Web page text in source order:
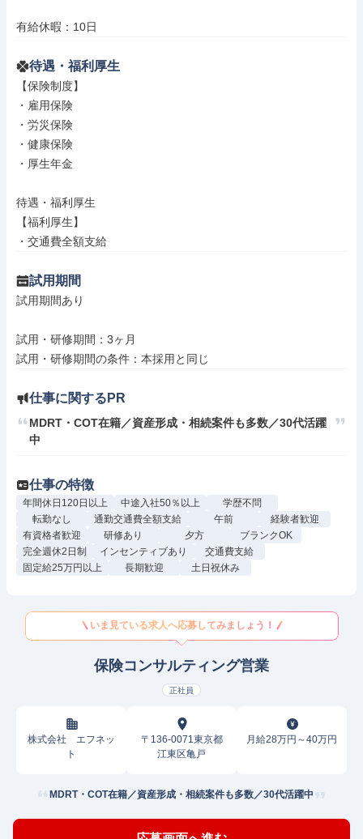
有給休暇：10日
待遇・福利厚生
【保険制度】
・雇用保険
・労災保険
・健康保険
・厚生年金
待遇・福利厚生
【福利厚生】
・交通費全額支給
試用期間
試用期間あり
試用・研修期間：3ヶ月
仕事に関するPR
MDRT・COT在籍／資産形成・相続案件も多数／30代活躍
中
仕事の特徴
年間休日120日以上 中途入社50％以上
学歴不問
転勤なし
通勤交通費全額支給 午前
経験者歓迎
有資格者歓迎
研修あり 夕方
ブランクOK
完全週休2日制
インセンティブあり
交通費支給
固定給25万円以上
長期歓迎 土日祝休み
いま見ている求人へ応募してみましょう！
保険コンサルティング営業
正社員
株式会社 エフネッ
ト
〒136-0071東京都
江東区亀戸
月給28万円～40万円
MDRT・COT在籍／資産形成・相続案件も多数／30代活躍中